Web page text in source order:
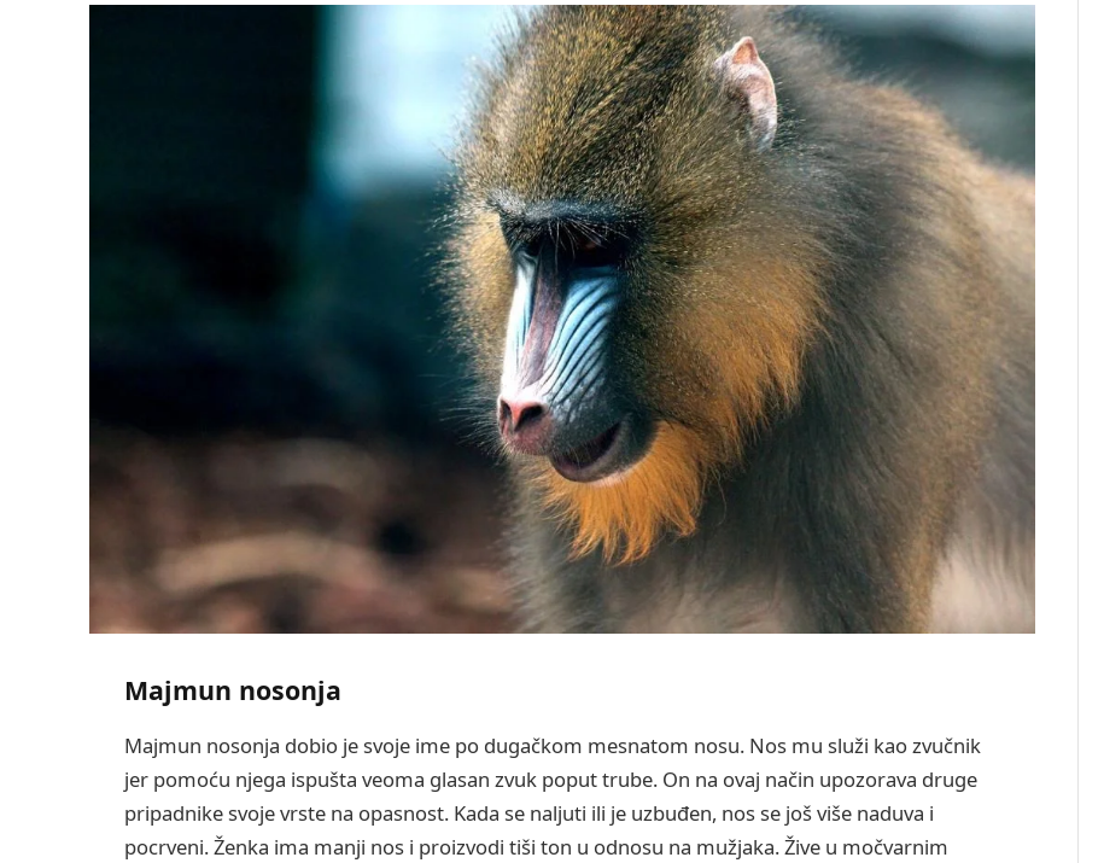
Majmun nosonja
Majmun nosonja dobio je svoje ime po dugačkom mesnatom nosu. Nos mu služi kao zvučnik
jer pomoću njega ispušta veoma glasan zvuk poput trube. On na ovaj način upozorava druge
pripadnike svoje vrste na opasnost. Kada se naljuti ili je uzbuđen, nos se još više naduva i
pocrveni. Ženka ima manji nos i proizvodi tiši ton u odnosu na mužjaka. Žive u močvarnim